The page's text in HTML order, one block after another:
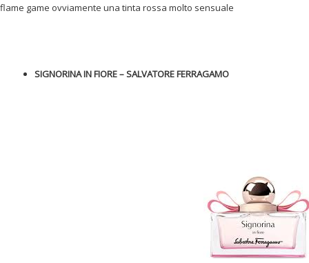
flame game ovviamente una tinta rossa molto sensuale
SIGNORINA IN FIORE – SALVATORE FERRAGAMO